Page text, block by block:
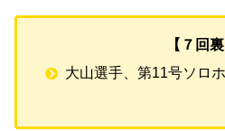
【７回裏
大山選手、第11号ソロ